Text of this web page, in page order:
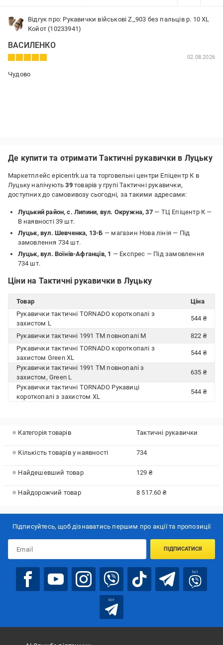
Відгук про: Рукавички військові Z_903 без пальців р. 10 XL
Койот (10233941)
ВАСИЛЕНКО
02.08.2026
Чудово
Де купити та отримати Тактичні рукавички в Луцьку
Маркетплейс epicentrk.ua та торговельні центри Епіцентр К в
Луцьку налічують39товарів у групі Тактичні рукавички,
доступних до самовивозу сьогодні, за такими адресами:
Луцький район, с. Липини, вул. Окружна, 37— ТЦ Епіцентр К —
В наявності 39 шт.
Луцьк, вул. Шевченка, 13-Б — магазин Нова лінія — Під
замовлення 734 шт.
Луцьк, вул. Воїнів-Афганців, 1 — Експрес — Під замовлення
734 шт.
Ціни на Тактичні рукавички в Луцьку
Товар
Ціна
Рукавички тактичні TORNADO короткопалі з
захистом L
544 ₴
Рукавички тактичні 1991 ТМ повнопалі M
822 ₴
Рукавички тактичні TORNADO короткопалі з
захистом Green XL
544 ₴
Рукавички тактичні 1991 ТМ повнопалі з
захистом, Green L
635 ₴
Рукавички тактичні TORNADO Рукавиці
короткопалі з захистом XL
544 ₴
⭐ Категорія товарів Тактичні рукавички
⭐ Кількість товарів у наявності 734
⭐ Найдешевший товар 129 ₴
⭐ Найдорожчий товар 8 517.60 ₴
Підписуйтесь, щоб дізнаватись першим про акції та пропозиції
ПІДПИСАТИСЯ
bot
bot